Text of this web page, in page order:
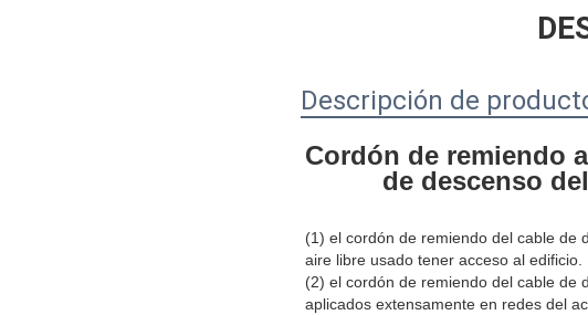
Descripción de
Cordón de remiendo
de descenso
(1) el cordón de remiendo del cable de
aire libre usado tener acceso al edificio.
(2) el cordón de remiendo del cable de
aplicados extensamente en redes del